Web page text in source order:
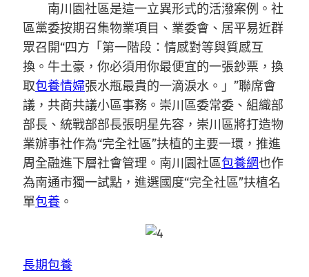
南川園社區是這一立異形式的活潑案例。社
區黨委按期召集物業項目、業委會、居平易近群
眾召開“四方「第一階段：情感對等與質感互
換。牛土豪，你必須用你最便宜的一張鈔票，換
取包養情婦張水瓶最貴的一滴淚水。」”聯席會
議，共商共議小區事務。崇川區委常委、組織部
部長、統戰部部長張明星先容，崇川區將打造物
業辦事社作為“完全社區”扶植的主要一環，推進
周全融進下層社會管理。南川園社區包養網也作
為南通市獨一試點，進選國度“完全社區”扶植名
單包養 。
長期包養